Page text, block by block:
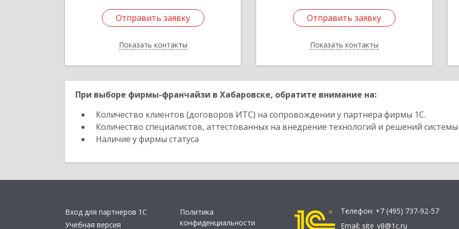
Отправить заявку
Показать контакты
Отправить заявку
Назад
Отправить заявку
Показать контакты
Отправить заявку
Назад
При выборе фирмы-франчайзи в Хабаровске, обратите внимание на:
Количество клиентов (договоров ИТС) на сопровождении у партнера фирмы 1С.
Количество специалистов, аттестованных на внедрение технологий и решений
Наличие у фирмы статуса
Вход для партнеров 1С
Учебная версия
Политика
конфиденциальности
Телефон: +7 (495) 737-92-57
Email: site_v8@1c.ru